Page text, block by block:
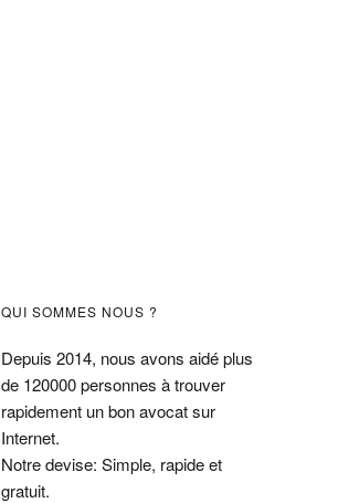
Barre
latérale
principale
QUI SOMMES NOUS ?
Depuis 2014, nous avons aidé plus
de 120000 personnes à trouver
rapidement un bon avocat sur
Internet.
Notre devise: Simple, rapide et
gratuit.